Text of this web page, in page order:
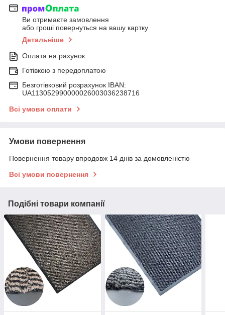
Ви отримаєте замовлення
або гроші повернуться на вашу картку
Детальніше
Оплата на рахунок
Готівкою з передоплатою
Безготівковий розрахунок IBAN:
UA113052990000026003036238716
Всі умови оплати
Умови повернення
Повернення товару впродовж 14 днів за домовленістю
Всі умови повернення
Подібні товари компанії